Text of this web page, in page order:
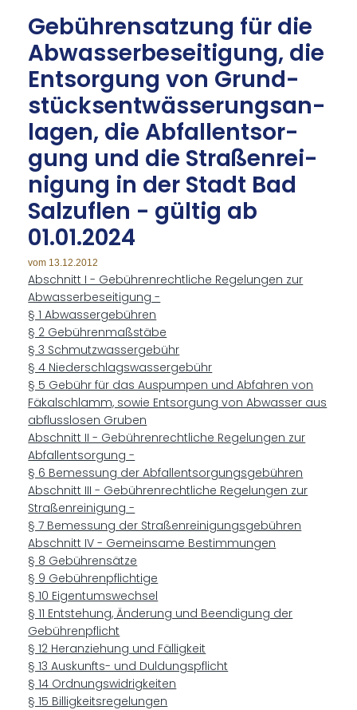
Ge­büh­ren­sat­zung für die
Ab­was­ser­be­sei­ti­gung, die
Ent­sor­gung von Grund­
stücks­ent­wäs­se­rungs­an­
la­gen, die Ab­fall­ent­sor­
gung und die Stra­ßen­rei­
ni­gung in der Stadt Bad
Salz­uflen - gül­tig ab
01.01.2024
vom 13.12.2012
Abschnitt I - Gebührenrechtliche Regelungen zur
Abwasserbeseitigung -
§ 1 Abwassergebühren
§ 2 Gebührenmaßstäbe
§ 3 Schmutzwassergebühr
§ 4 Niederschlagswassergebühr
§ 5 Gebühr für das Auspumpen und Abfahren von
Fäkalschlamm, sowie Entsorgung von Abwasser aus
abflusslosen Gruben
Abschnitt II - Gebührenrechtliche Regelungen zur
Abfallentsorgung -
§ 6 Bemessung der Abfallentsorgungsgebühren
Abschnitt III - Gebührenrechtliche Regelungen zur
Straßenreinigung -
§ 7 Bemessung der Straßenreinigungsgebühren
Abschnitt IV - Gemeinsame Bestimmungen
§ 8 Gebührensätze
§ 9 Gebührenpflichtige
§ 10 Eigentumswechsel
§ 11 Entstehung, Änderung und Beendigung der
Gebührenpflicht
§ 12 Heranziehung und Fälligkeit
§ 13 Auskunfts- und Duldungspflicht
§ 14 Ordnungswidrigkeiten
§ 15 Billigkeitsregelungen